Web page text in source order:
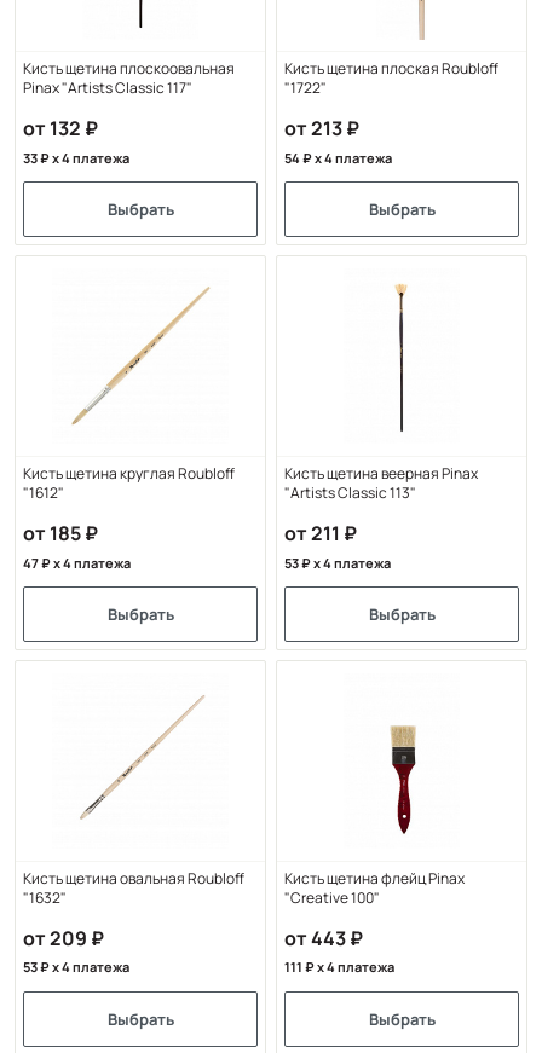
Кисть щетина плоскоовальная
Pinax "Artists Classic 117"
от 132
33 x 4 платежа
Выбрать
Кисть щетина плоская Roubloff
"1722"
от 213
54 x 4 платежа
Выбрать
Кисть щетина круглая Roubloff
"1612"
от 185
47 x 4 платежа
Выбрать
Кисть щетина веерная Pinax
"Artists Classic 113"
от 211
53 x 4 платежа
Выбрать
Кисть щетина овальная Roubloff
"1632"
от 209
53 x 4 платежа
Выбрать
Кисть щетина флейц Pinax
"Creative 100"
от 443
111 x 4 платежа
Выбрать